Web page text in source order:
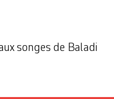
songes de Baladi